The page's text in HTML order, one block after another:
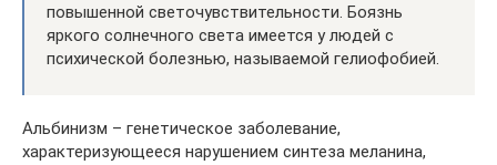
повышенной светочувствительности. Боязнь
яркого солнечного света имеется у людей с
психической болезнью, называемой гелиофобией.
Альбинизм – генетическое заболевание,
характеризующееся нарушением синтеза меланина,